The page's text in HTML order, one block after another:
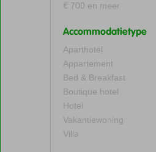
€ 700 en meer
Accommodatietype
Aparthotel
Appartement
Bed & Breakfast
Boutique hotel
Hotel
Vakantiewoning
Villa